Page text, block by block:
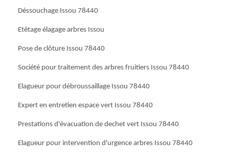
Déssouchage Issou 78440
Etêtage élagage arbres Issou
Pose de clôture Issou 78440
Société pour traitement des arbres fruitiers Issou 78440
Elagueur pour débroussaillage Issou 78440
Expert en entretien espace vert Issou 78440
Prestations d'évacuation de dechet vert Issou 78440
Elagueur pour intervention d'urgence arbres Issou 78440